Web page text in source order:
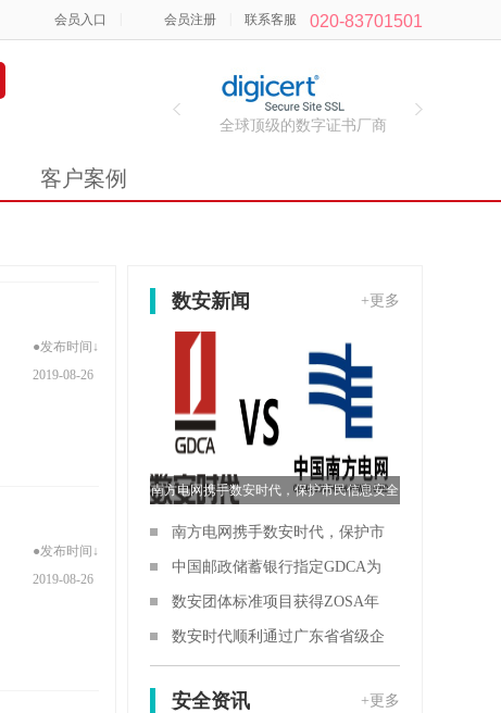
会员入口 会员注册 联系客服 020-83701501
全球顶级的数字证书厂商
客户案例
●发布时间↓
2019-08-26
●发布时间↓
2019-08-26
数安新闻 +更多
南方电网携手数安时代，保护市民信息安全
南方电网携手数安时代，保护市
民信息安全
中国邮政储蓄银行指定GDCA为
数字证书供应商
数安团体标准项目获得ZOSA年
度团标立项
数安时代顺利通过广东省省级企
业技术中心评定
安全资讯 +更多